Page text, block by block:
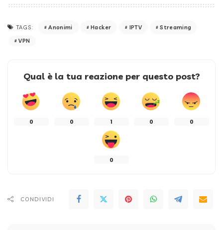
TAGS: Anonimi Hacker IPTV
Streaming
VPN
Qual è la tua reazione per questo post?
0 0 1 0 0
0
CONDIVIDI